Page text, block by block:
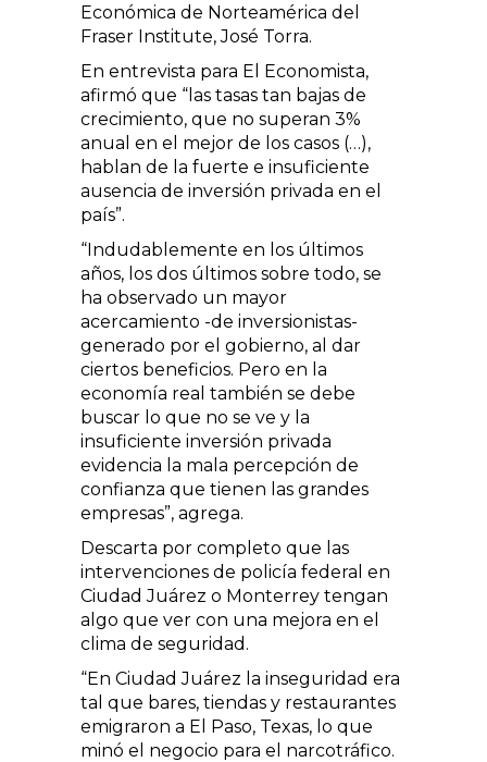
Económica de Norteamérica del
Fraser Institute, José Torra.
En entrevista para El Economista,
afirmó que “las tasas tan bajas de
crecimiento, que no superan 3%
anual en el mejor de los casos (…),
hablan de la fuerte e insuficiente
ausencia de inversión privada en el
país”.
“Indudablemente en los últimos
años, los dos últimos sobre todo, se
ha observado un mayor
acercamiento -de inversionistas-
generado por el gobierno, al dar
ciertos beneficios. Pero en la
economía real también se debe
buscar lo que no se ve y la
insuficiente inversión privada
evidencia la mala percepción de
confianza que tienen las grandes
empresas”, agrega.
Descarta por completo que las
intervenciones de policía federal en
Ciudad Juárez o Monterrey tengan
algo que ver con una mejora en el
clima de seguridad.
“En Ciudad Juárez la inseguridad era
tal que bares, tiendas y restaurantes
emigraron a El Paso, Texas, lo que
minó el negocio para el narcotráfico.